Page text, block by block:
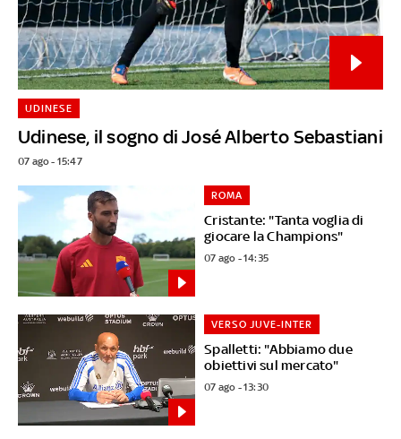
Udinese, il sogno di José Alberto Sebastiani
UDINESE
07 ago - 15:47
Cristante: "Tanta voglia di
giocare la Champions"
ROMA
07 ago - 14:35
Spalletti: "Abbiamo due
obiettivi sul mercato"
VERSO JUVE-INTER
07 ago - 13:30